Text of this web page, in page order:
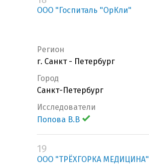
ООО "Госпиталь "ОрКли"
Регион
г. Санкт - Петербург
Город
Санкт-Петербург
Исследователи
Попова В.В
19
ООО "ТРЁХГОРКА МЕДИЦИНА"